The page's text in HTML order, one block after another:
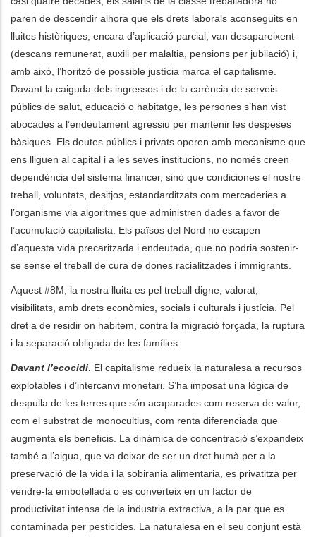
paren de descendir alhora que els drets laborals aconseguits en
lluites històriques, encara d’aplicació parcial, van desapareixent
(descans remunerat, auxili per malaltia, pensions per jubilació) i,
amb això, l’horitzó de possible justícia marca el capitalisme.
Davant la caiguda dels ingressos i de la carència de serveis
públics de salut, educació o habitatge, les persones s’han vist
abocades a l’endeutament agressiu per mantenir les despeses
bàsiques. Els deutes públics i privats operen amb mecanisme que
ens lliguen al capital i a les seves institucions, no només creen
dependència del sistema financer, sinó que condiciones el nostre
treball, voluntats, desitjos, estandarditzats com mercaderies a
l’organisme via algoritmes que administren dades a favor de
l’acumulació capitalista. Els països del Nord no escapen
d’aquesta vida precaritzada i endeutada, que no podria sostenir-
se sense el treball de cura de dones racialitzades i immigrants.
Aquest #8M, la nostra lluita es pel treball digne, valorat,
visibilitats, amb drets econòmics, socials i culturals i justícia. Pel
dret a de residir on habitem, contra la migració forçada, la ruptura
i la separació obligada de les famílies.
Davant l’ecocidi. El capitalisme redueix la naturalesa a recursos
explotables i d’intercanvi monetari. S’ha imposat una lògica de
despulla de les terres que són acaparades com reserva de valor,
com el substrat de monocultius, com renta diferenciada que
augmenta els beneficis. La dinàmica de concentració s’expandeix
també a l’aigua, que va deixar de ser un dret humà per a la
preservació de la vida i la sobirania alimentaria, es privatitza per
vendre-la embotellada o es converteix en un factor de
productivitat intensa de la industria extractiva, a la par que es
contaminada per pesticides. La naturalesa en el seu conjunt està